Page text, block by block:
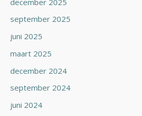
september 2025
juni 2025
maart 2025
december 2024
september 2024
juni 2024